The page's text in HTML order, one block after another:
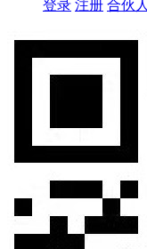
登录 注册 合伙人